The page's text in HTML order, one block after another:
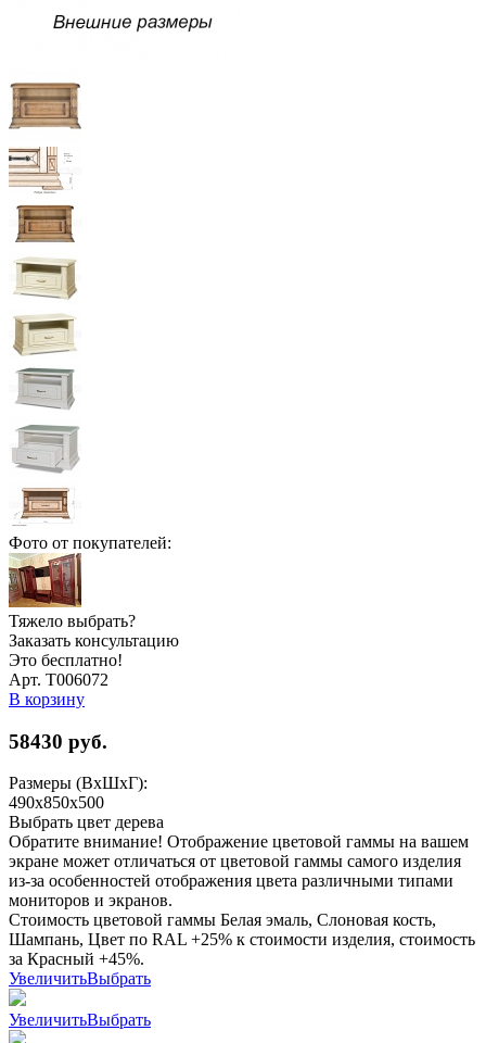
Фото от покупателей:
Тяжело выбрать?
Заказать консультацию
Это бесплатно!
Арт. Т006072
В корзину
58430 руб.
Размеры (ВхШхГ):
490x850x500
Выбрать цвет дерева
Обратите внимание! Отображение цветовой гаммы на вашем
экране может отличаться от цветовой гаммы самого изделия
из-за особенностей отображения цвета различными типами
мониторов и экранов.
Стоимость цветовой гаммы Белая эмаль, Слоновая кость,
Шампань, Цвет по RAL +25% к стоимости изделия, стоимость
за Красный +45%.
УвеличитьВыбрать
УвеличитьВыбрать